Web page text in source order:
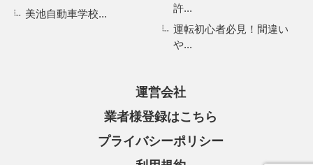
美池自動車学校...
許...
運転初心者必見！間違い
や...
運営会社
業者様登録はこちら
プライバシーポリシー